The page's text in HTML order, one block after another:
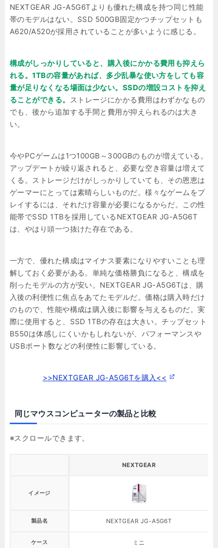
NEXTGEAR JG-A5G6Tよりも優れた構成を持つ同じ性能
帯のモデルはない。SSD 500GB固定かつチップセットも
A620/A520が採用されていることが多いように感じる。
構成がしっかりしていると、購入後にかかる費用も抑えら
れる。1TBの容量があれば、多少乱暴な使い方をしても容
量が足りなくなる場面は少ない。SSDの増設コストを抑え
ることができる。
ストレージにかかる費用はわずかなもの
でも、後から追加する手間と費用が抑えられるのは大き
い。
今やPCゲームは1つ100GB～300GBのものが増えている。
アップデートが繰り返されると、必要な空き容量は増えて
くる。ストレージだけがしっかりしていても、その恩恵は
ゲーマーにとっては素晴らしいものだ。様々なゲームをプ
レイするには、それだけ容量が必要になるからだ。この性
能帯でSSD 1TBを採用しているNEXTGEAR JG-A5G6T
は、やはり頭一つ抜けた存在である。
一方で、優れた構成はマイナス要素になりやすいことも理
解しておく必要がある。単純な価格勝負になると、構成を
削ったモデルの方が安い。NEXTGEAR JG-A5G6Tは、購
入後の利便性に焦点をあてたモデルだ。価格は購入時だけ
のもので、性能や構成は購入後に影響を与えるものだ。実
際に使用すると、SSD 1TBの存在は大きい。チップセット
B550は体感しにくいかもしれないが、パフォーマンスや
USBポート数などの利便性に影響している。
>>NEXTGEAR JG-A5G6Tを購入<<
同じマウスコンピューターの製品と比較
NEXTGEAR
イメージ
製品名 NEXTGEAR JG-A5G6T
ケース ミニ